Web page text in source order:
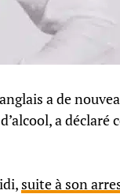
a de
a déclaré
suite à son